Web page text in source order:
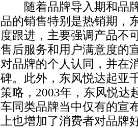
随着品牌导入期和品牌
品的销售特别是热销期，
度跟进，主要强调产品不
售后服务和用户满意度的
对品牌的个人认同，并在
碑。此外，东风悦达起亚
策略，2003年，东风悦达
车同类品牌当中仅有的宣
上也增加了消费者对品牌